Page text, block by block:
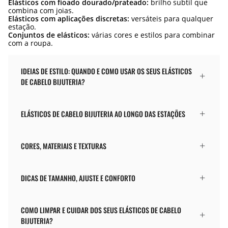
Elásticos com fioado dourado/prateado: brilho subtil que
combina com joias.
Elásticos com aplicações discretas: versáteis para qualquer
estação.
Conjuntos de elásticos: várias cores e estilos para combinar
com a roupa.
IDEIAS DE ESTILO: QUANDO E COMO USAR OS SEUS ELÁSTICOS
DE CABELO BIJUTERIA?
ELÁSTICOS DE CABELO BIJUTERIA AO LONGO DAS ESTAÇÕES
CORES, MATERIAIS E TEXTURAS
DICAS DE TAMANHO, AJUSTE E CONFORTO
COMO LIMPAR E CUIDAR DOS SEUS ELÁSTICOS DE CABELO
BIJUTERIA?